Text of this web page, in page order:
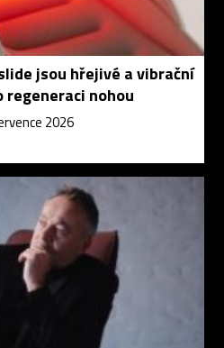
jsou hřejivé a vibrační
nohou
2026